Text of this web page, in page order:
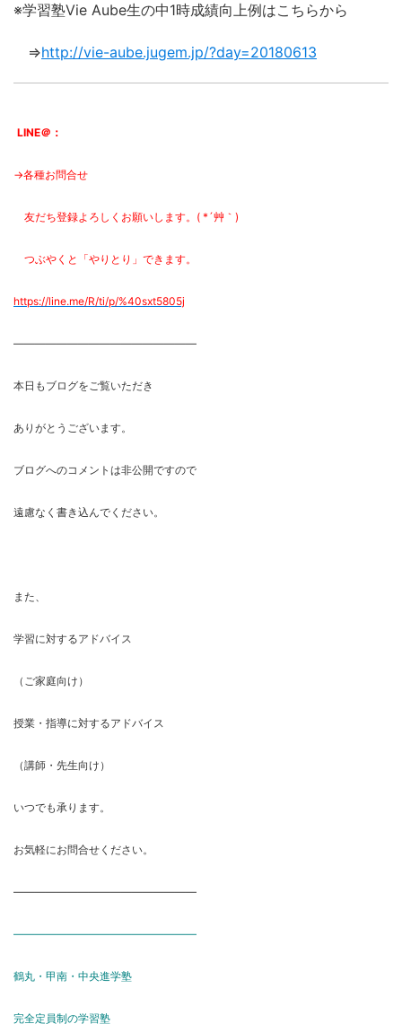
※学習塾Vie Aube生の中1時成績向上例はこちらから
⇒http://vie-aube.jugem.jp/?day=20180613
LINE＠：
→各種お問合せ
友だち登録よろしくお願いします。( *´艸｀)
つぶやくと「やりとり」できます。
https://line.me/R/ti/p/%40sxt5805j
―――――――――――――――――
本日もブログをご覧いただき
ありがとうございます。
ブログへのコメントは非公開ですので
遠慮なく書き込んでください。
また、
学習に対するアドバイス
（ご家庭向け）
授業・指導に対するアドバイス
（講師・先生向け）
いつでも承ります。
お気軽にお問合せください。
―――――――――――――――――
―――――――――――――――――
鶴丸・甲南・中央進学塾
完全定員制の学習塾